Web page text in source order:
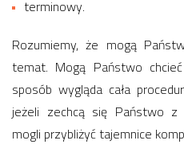
terminowy.
Rozumiemy, że mogą
temat. Mogą Państwo
sposób wygląda cała
jeżeli zechcą się Państwo z
mogli przybliżyć tajemnice